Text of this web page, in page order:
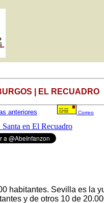
anteriores Correo
| EL RECUADRO
Santa en El Recuadro
habitantes. Sevilla es la
y de otros 10 de